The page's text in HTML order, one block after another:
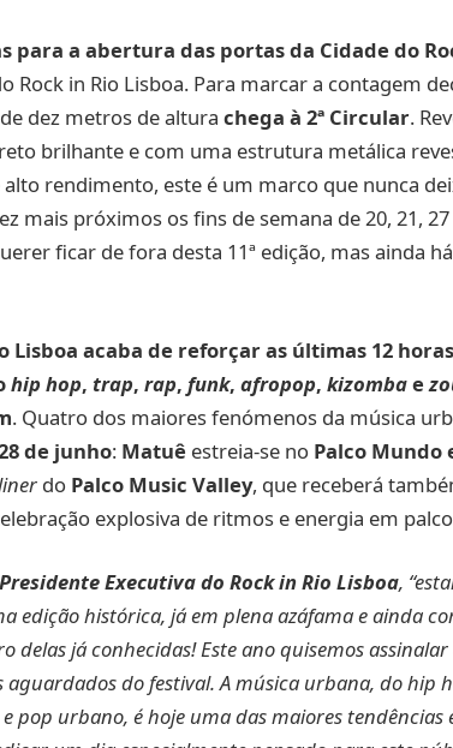
para a abertura das portas da Cidade do
Rock in Rio Lisboa. Para marcar a contagem
dez metros de altura chega à 2ª Circular.
brilhante e com uma estrutura metálica
alto rendimento, este é um marco que nunca
mais próximos os fins de semana de 20, 21,
ficar de fora desta 11ª edição, mas ainda
Lisboa acaba de reforçar as últimas 12
hip hop, trap, rap, funk, afropop, kizombae
. Quatro dos maiores fenómenos da música
de junho: Matuê estreia-se no Palco Mundo
do Palco Music Valley, que receberá
explosiva de ritmos e energia em
Executiva do Rock in Rio Lisboa,
edição histórica, já em plena azáfama e ainda
delas já conhecidas! Este ano quisemos
do festival. A música urbana, do hip
pop urbano, é hoje uma das maiores tendências